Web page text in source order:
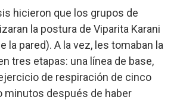
hicieron que los grupos de
la postura de Viparita Karani
la pared). A la vez, les tomaban la
tres etapas: una línea de base,
de respiración de cinco
minutos después de haber